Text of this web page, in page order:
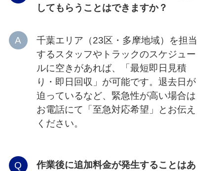
してもらうことはできますか？
千葉エリア（23区・多摩地域）を担当
するスタッフやトラックのスケジュー
ルに空きがあれば、「最短即日見積
り・即日回収」が可能です。退去日が
迫っているなど、緊急性が高い場合は
お電話にて「至急対応希望」とお伝え
ください。
作業後に追加料金が発生することはあ